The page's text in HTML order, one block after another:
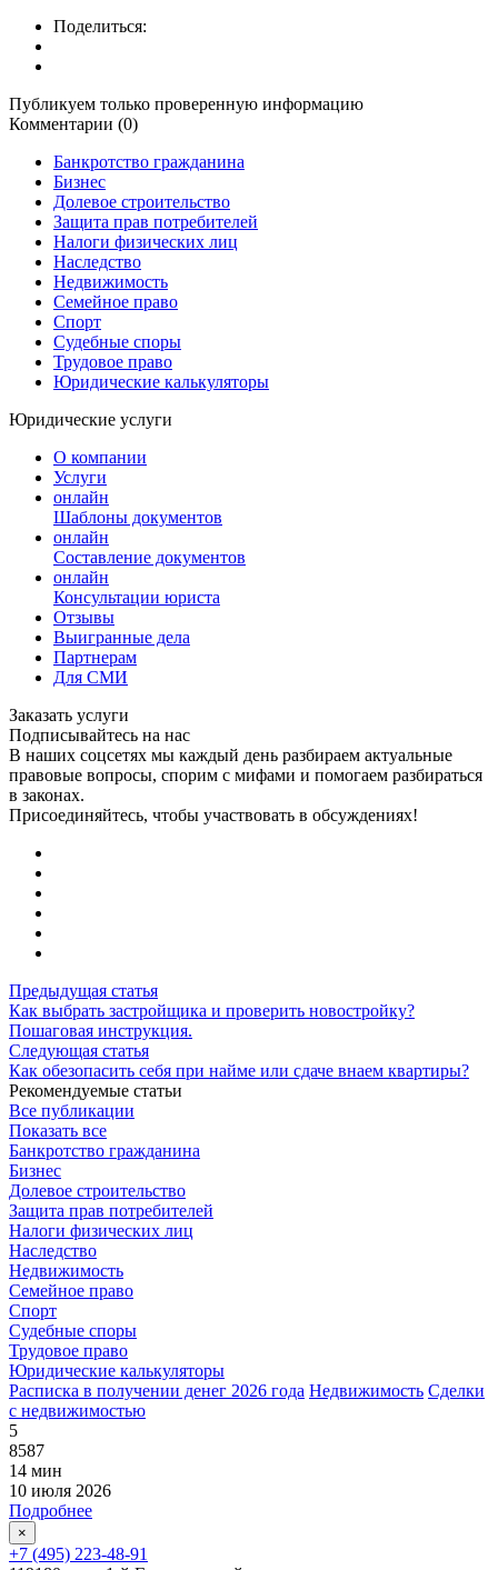
Поделиться:
Публикуем только проверенную информацию
Комментарии (0)
Банкротство гражданина
Бизнес
Долевое строительство
Защита прав потребителей
Налоги физических лиц
Наследство
Недвижимость
Семейное право
Спорт
Судебные споры
Трудовое право
Юридические калькуляторы
Юридические услуги
О компании
Услуги
онлайн
Шаблоны документов
онлайн
Составление документов
онлайн
Консультации юриста
Отзывы
Выигранные дела
Партнерам
Для СМИ
Заказать услуги
Подписывайтесь на нас
В наших соцсетях мы каждый день разбираем актуальные
правовые вопросы, спорим с мифами и помогаем разбираться
в законах.
Присоединяйтесь, чтобы участвовать в обсуждениях!
Предыдущая статья
Как выбрать застройщика и проверить новостройку?
Пошаговая инструкция.
Следующая статья
Как обезопасить себя при найме или сдаче внаем квартиры?
Рекомендуемые статьи
Все публикации
Показать все
Банкротство гражданина
Бизнес
Долевое строительство
Защита прав потребителей
Налоги физических лиц
Наследство
Недвижимость
Семейное право
Спорт
Судебные споры
Трудовое право
Юридические калькуляторы
Расписка в получении денег 2026 года Недвижимость Сделки
с недвижимостью
5
8587
14 мин
10 июля 2026
Подробнее
×
+7 (495) 223-48-91